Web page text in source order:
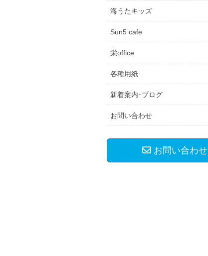
海うたキッズ
Sun5 cafe
栄office
各種用紙
新着案内･ブログ
お問い合わせ
お問い合わせ